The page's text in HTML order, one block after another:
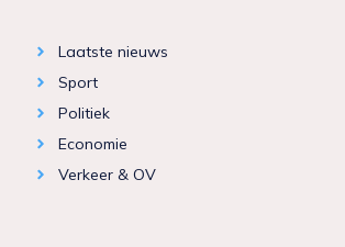
Laatste nieuws
Sport
Politiek
Economie
Verkeer & OV